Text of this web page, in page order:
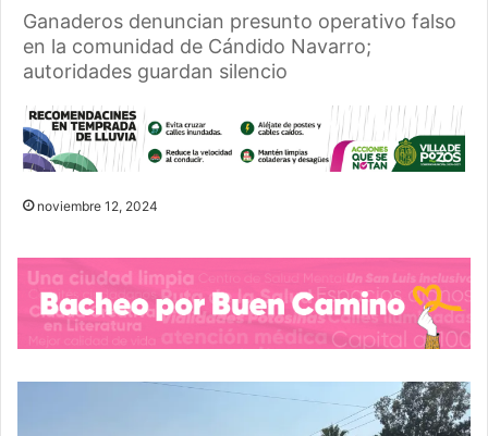
Ganaderos denuncian presunto operativo falso
en la comunidad de Cándido Navarro;
autoridades guardan silencio
noviembre 12, 2024